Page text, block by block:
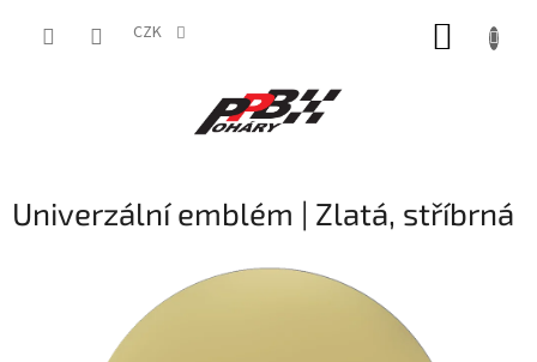
CZK
Univerzální emblém | Zlatá, stříbrná